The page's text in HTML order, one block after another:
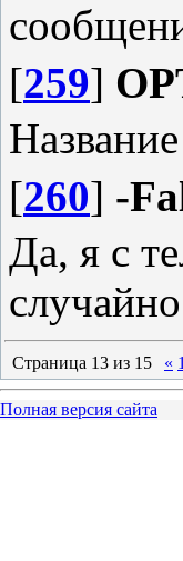
[259]
[260] -
Да, я с
случайно
Страница 13 из 15 « 1
Полная версия сайта